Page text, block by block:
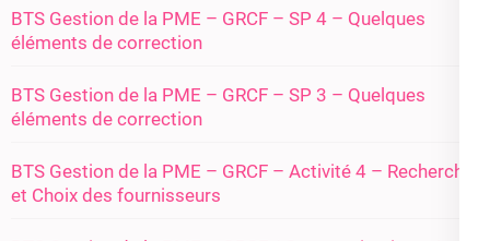
BTS Gestion de la PME – GRCF – SP 4 – Quelques
éléments de correction
BTS Gestion de la PME – GRCF – SP 3 – Quelques
éléments de correction
BTS Gestion de la PME – GRCF – Activité 4 – Recherche
et Choix des fournisseurs